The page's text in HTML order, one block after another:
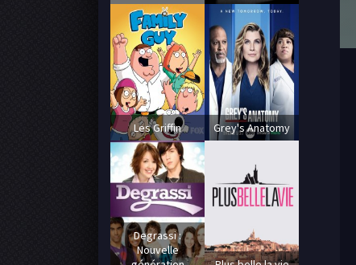
Les Griffin Grey's Anatomy
Degrassi :
Nouvelle